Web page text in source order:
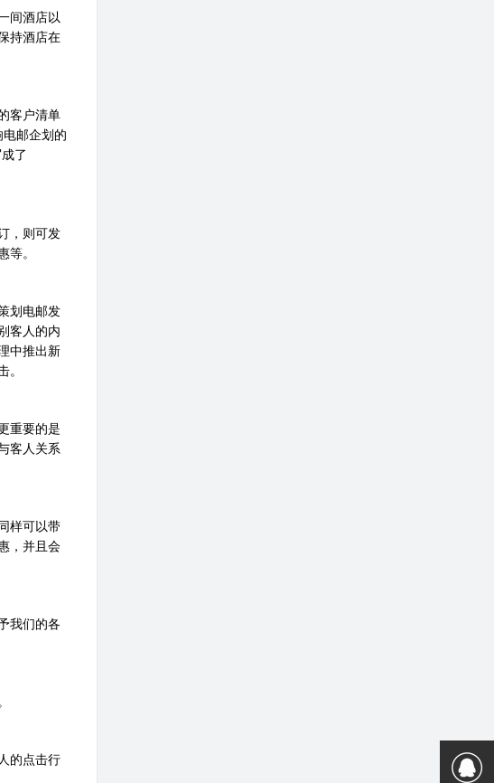
间酒店以
持酒店在
客户清单
邮企划的
了
，则可发
等。
划电邮发
客人的内
中推出新
。
重要的是
客人关系
样可以带
，并且会
我们的各
的点击行